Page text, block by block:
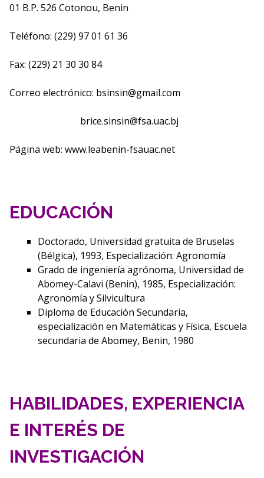
01 B.P. 526 Cotonou, Benin
Teléfono: (229) 97 01 61 36
Fax: (229) 21 30 30 84
Correo electrónico: bsinsin@gmail.com
brice.sinsin@fsa.uac.bj
Página web: www.leabenin-fsauac.net
EDUCACIÓN
Doctorado, Universidad gratuita de Bruselas
(Bélgica), 1993, Especialización: Agronomía
Grado de ingeniería agrónoma, Universidad de
Abomey-Calavi (Benin), 1985, Especialización:
Agronomía y Silvicultura
Diploma de Educación Secundaria,
especialización en Matemáticas y Física, Escuela
secundaria de Abomey, Benin, 1980
HABILIDADES, EXPERIENCIA
E INTERÉS DE
INVESTIGACIÓN